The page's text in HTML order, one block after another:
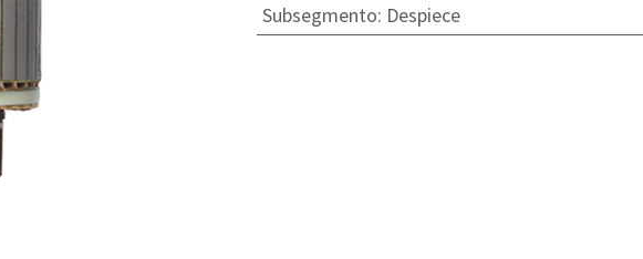
Subsegmento: Despiece